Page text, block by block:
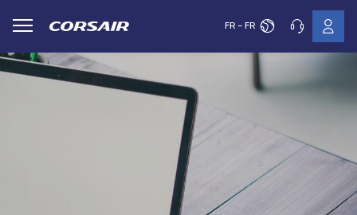
FR - FR